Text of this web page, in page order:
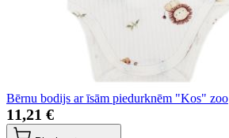
Bērnu bodijs ar īsām piedurknēm "Kos" zoo
11,21 €